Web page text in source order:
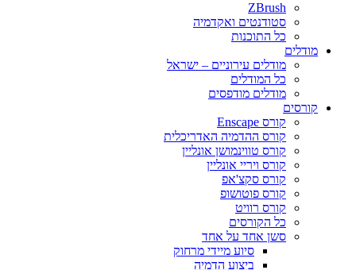
ZBrush
סטודנטים ואקדמיה
כל התוכנות
מודלים
מודלים עירוניים – ישראל
כל המודלים
מודלים מודפסים
קורסים
קורס Enscape
קורס ההדמיה האדריכלית
קורס טווינמושן אונליין
קורס ויריי אונליין
קורס סקצ'אפ
קורס פוטושופ
קורס רוויט
כל הקורסים
סשן אחד על אחד
סיוע מיידי מרחוק
ביצוע הדמיה